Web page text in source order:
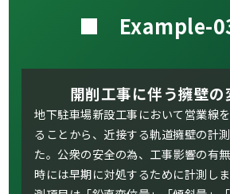
■ Example-
開削工事に伴う擁壁の
地下駐車場新設工事において営業線
ることから、近接する軌道擁壁の計
た。公衆の安全の為、工事影響の有
時には早期に対処するために計測し